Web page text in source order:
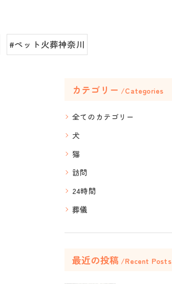
#ペット火葬神奈川
カテゴリー Categories
全てのカテゴリー
犬
猫
訪問
24時間
葬儀
最近の投稿 Recent Posts